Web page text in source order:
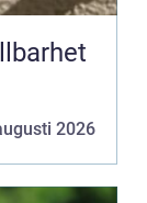
2026